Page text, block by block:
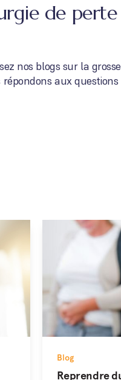
de
nos blogs sur la
aux questions
Blog
Reprendre